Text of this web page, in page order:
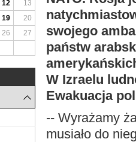
swojego
państw
W Izraelu
Ewakuacja
-- Wyrażamy
musiało do
12
13
19
20
26
27